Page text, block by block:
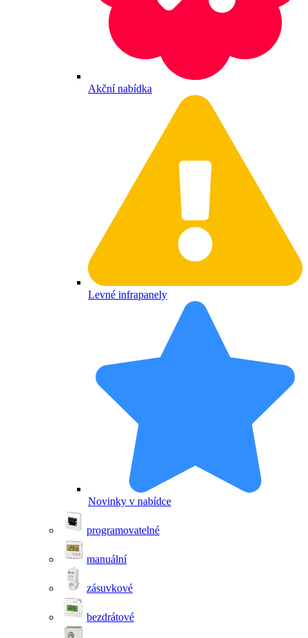
Akční nabídka
Levné infrapanely
Novinky v nabídce
programovatelné
manuální
zásuvkové
bezdrátové